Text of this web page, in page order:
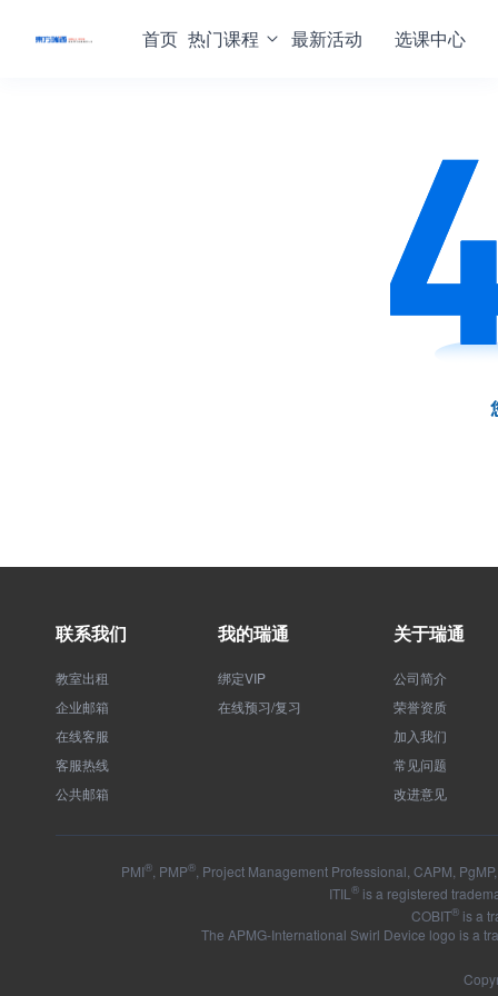
首页 热门课程 最新活动 选课中心
联系我们
教室出租
企业邮箱
在线客服
客服热线
公共邮箱
我的瑞通
绑定VIP
在线预习/复习
关于瑞通
公司简介
荣誉资质
加入我们
常见问题
改进意见
PMI® , PMP® , Project Management Professional, CAPM,
ITIL ®is a registered
COBIT® is a
The APMG-International Swirl Device logo is a